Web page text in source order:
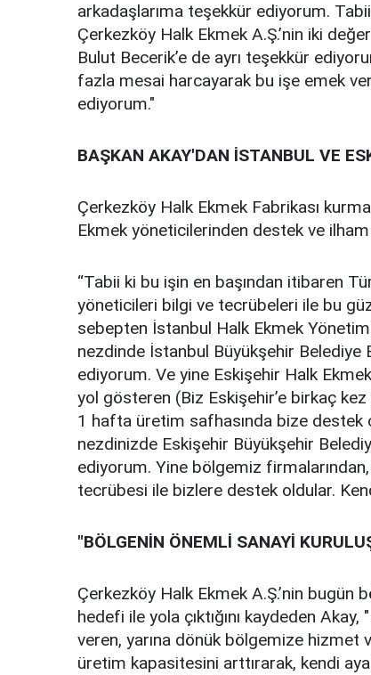
arkadaşlarıma teşekkür ediyorum.
Çerkezköy Halk Ekmek A.Ş.’nin iki
Bulut Becerik’e de ayrı teşekkür
fazla mesai harcayarak bu işe emek
ediyorum."
BAŞKAN AKAY'DAN İSTANBUL VE
Çerkezköy Halk Ekmek Fabrikası
Ekmek yöneticilerinden destek ve
“Tabii ki bu işin en başından itibaren
yöneticileri bilgi ve tecrübeleri ile bu
sebepten İstanbul Halk Ekmek Yönetim
nezdinde İstanbul Büyükşehir Belediye
ediyorum. Ve yine Eskişehir Halk
yol gösteren (Biz Eskişehir’e birkaç
1 hafta üretim safhasında bize destek
nezdinizde Eskişehir Büyükşehir
ediyorum. Yine bölgemiz
tecrübesi ile bizlere destek oldular.
"BÖLGENİN ÖNEMLİ SANAYİ
Çerkezköy Halk Ekmek A.Ş.’nin bugün
hedefi ile yola çıktığını kaydeden
veren, yarına dönük bölgemize hizmet
üretim kapasitesini arttırarak, kendi